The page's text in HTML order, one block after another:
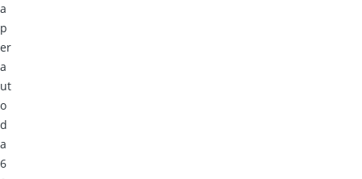
a
p
er
a
ut
o
d
a
6